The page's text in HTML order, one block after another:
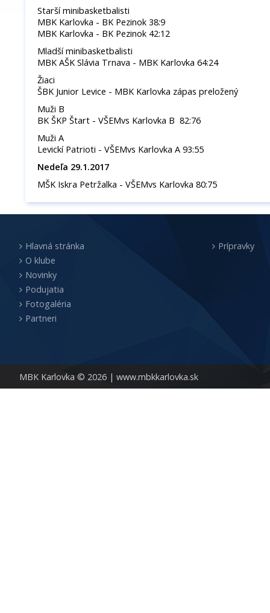
Starší minibasketbalisti
MBK Karlovka - BK Pezinok 38:9
MBK Karlovka - BK Pezinok 42:12
Mladší minibasketbalisti
MBK AŠK Slávia Trnava - MBK Karlovka 64:24
Žiaci
ŠBK Junior Levice - MBK Karlovka zápas preložený
Muži B
BK ŠKP Štart - VŠEMvs Karlovka B 82:76
Muži A
Levickí Patrioti - VŠEMvs Karlovka A 93:55
Nedeľa 29.1.2017
MŠK Iskra Petržalka - VŠEMvs Karlovka 80:75
MBK Karlovka © 2026 | www.mbkkarlovka.sk
Hlavná stránka
O klube
Novinky
Podujatia
Fotogaléria
Partneri
Prípravky